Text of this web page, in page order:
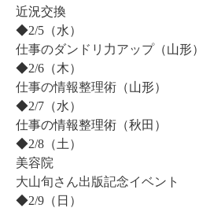
近況交換
◆2/5（水）
仕事のダンドリ力アップ（山形）
◆2/6（木）
仕事の情報整理術 （山形）
◆2/7（水）
仕事の情報整理術（秋田）
◆2/8（土）
美容院
大山旬さん出版記念イベント
◆2/9（日）